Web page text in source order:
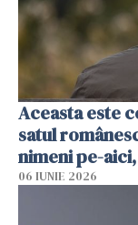
Aceasta este
satul
nimeni pe-
06 IUNIE 2026